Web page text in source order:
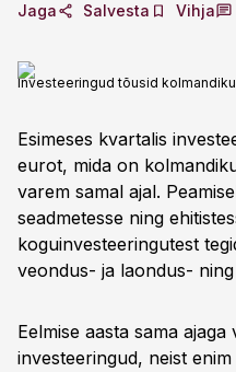
Jaga Salvesta Vihja
Investeeringud tõusid
Esimeses kvartalis
eurot, mida on
varem samal ajal.
seadmetesse ning
koguinvesteeringutest
veondus- ja laondus-
Eelmise aasta sama
investeeringud, neist